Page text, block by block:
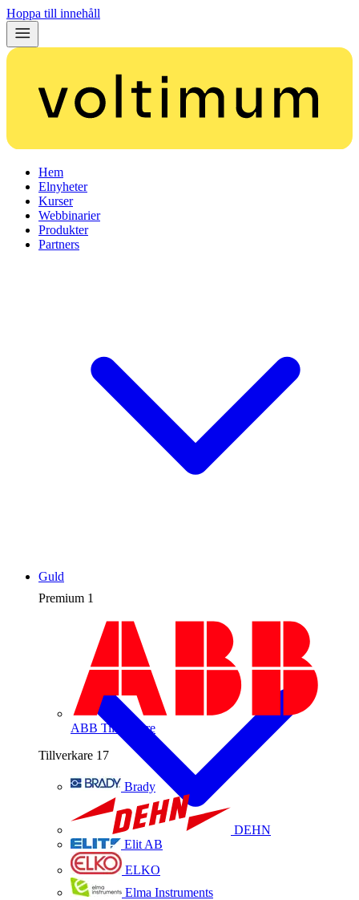
Hoppa till innehåll
Hem
Elnyheter
Kurser
Webbinarier
Produkter
Partners
Premium 1
ABB Tillverkare
Tillverkare 17
Brady
DEHN
Elit AB
ELKO
Elma Instruments
Guld